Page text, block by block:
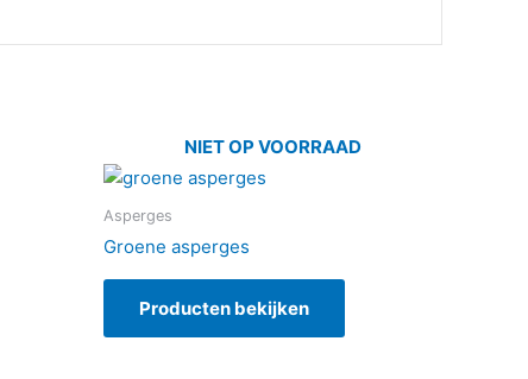
NIET OP VOORRAAD
Asperges
Groene asperges
Producten bekijken